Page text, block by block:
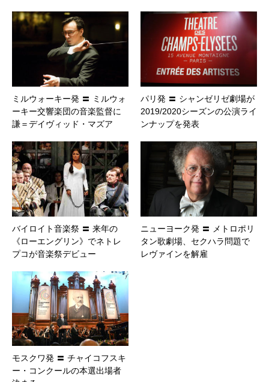
ミルウォーキー発 〓 ミルウォ
ーキー交響楽団の音楽監督に
謙＝デイヴィッド・マズア
パリ発 〓 シャンゼリゼ劇場が
2019/2020シーズンの公演ライ
ンナップを発表
バイロイト音楽祭 〓 来年の
《ローエングリン》でネトレ
プコが音楽祭デビュー
ニューヨーク発 〓 メトロポリ
タン歌劇場、セクハラ問題で
レヴァインを解雇
モスクワ発 〓 チャイコフスキ
ー・コンクールの本選出場者